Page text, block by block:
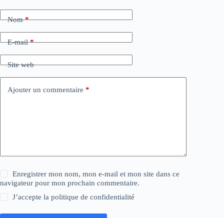
Nom*
E-mail*
Site web
Ajouter un commentaire *
Enregistrer mon nom, mon e-mail et mon site dans ce
navigateur pour mon prochain commentaire.
J’accepte lapolitique de confidentialité